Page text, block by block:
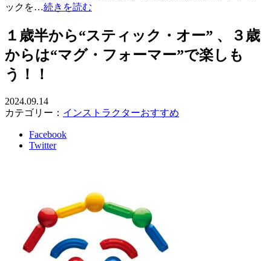
ックを…続きを読む
１歳半から“スティック・オー” 、３歳
からは“マグ・フォーマー”で楽しも
う！！
2024.09.14
カテゴリー： インストラクターおすすめ
Facebook
Twitter